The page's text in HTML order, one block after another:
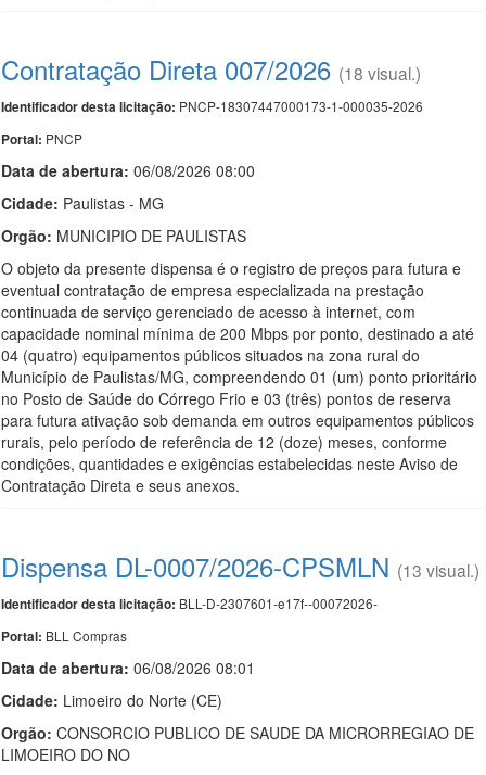
Contratação Direta 007/2026 (18 visual.)
Identificador desta licitação: PNCP-18307447000173-1-000035-2026
Portal: PNCP
Data de abertura: 06/08/2026 08:00
Cidade: Paulistas - MG
Orgão: MUNICIPIO DE PAULISTAS
O objeto da presente dispensa é o registro de preços para futura e
eventual contratação de empresa especializada na prestação
continuada de serviço gerenciado de acesso à internet, com
capacidade nominal mínima de 200 Mbps por ponto, destinado a até
04 (quatro) equipamentos públicos situados na zona rural do
Município de Paulistas/MG, compreendendo 01 (um) ponto prioritário
no Posto de Saúde do Córrego Frio e 03 (três) pontos de reserva
para futura ativação sob demanda em outros equipamentos públicos
rurais, pelo período de referência de 12 (doze) meses, conforme
condições, quantidades e exigências estabelecidas neste Aviso de
Contratação Direta e seus anexos.
Dispensa DL-0007/2026-CPSMLN (13 visual.)
Identificador desta licitação: BLL-D-2307601-e17f--00072026-
Portal: BLL Compras
Data de abertura: 06/08/2026 08:01
Cidade: Limoeiro do Norte (CE)
Orgão: CONSORCIO PUBLICO DE SAUDE DA MICRORREGIAO DE
LIMOEIRO DO NO